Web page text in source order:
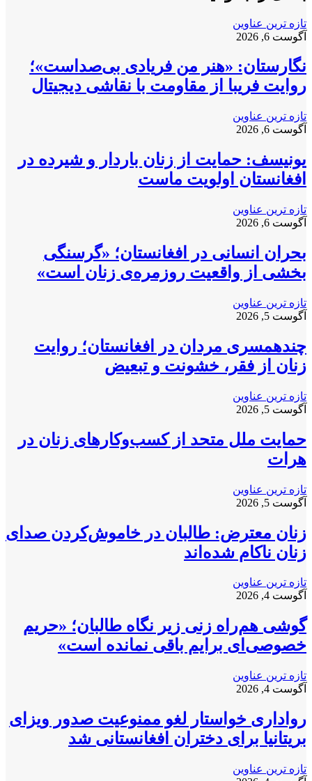
تازه ترین عناوین
آگوست 6, 2026
نگارستان: «هنر من فریادی بی‌صداست»؛
روایت فریبا از مقاومت با نقاشی دیجیتال
تازه ترین عناوین
آگوست 6, 2026
یونیسف: حمایت از زنان باردار و شیرده در
افغانستان اولویت ماست
تازه ترین عناوین
آگوست 6, 2026
بحران انسانی در افغانستان؛ «گرسنگی
بخشی از واقعیت روزمره‌ی زنان است»
تازه ترین عناوین
آگوست 5, 2026
چندهمسری مردان در افغانستان؛ روایت
زنان از فقر، خشونت و تبعیض
تازه ترین عناوین
آگوست 5, 2026
حمایت ملل متحد از کسب‌وکارهای زنان در
هرات
تازه ترین عناوین
آگوست 5, 2026
زنان معترض: طالبان در خاموش‌کردن صدای
زنان ناکام شده‌اند
تازه ترین عناوین
آگوست 4, 2026
گوشی هم‌راه زنی زیر نگاه طالبان؛ «حریم
خصوصی‌ای برایم باقی نمانده است»
تازه ترین عناوین
آگوست 4, 2026
رواداری خواستار لغو ممنوعیت صدور ویزای
بریتانیا برای دختران افغانستانی شد
تازه ترین عناوین